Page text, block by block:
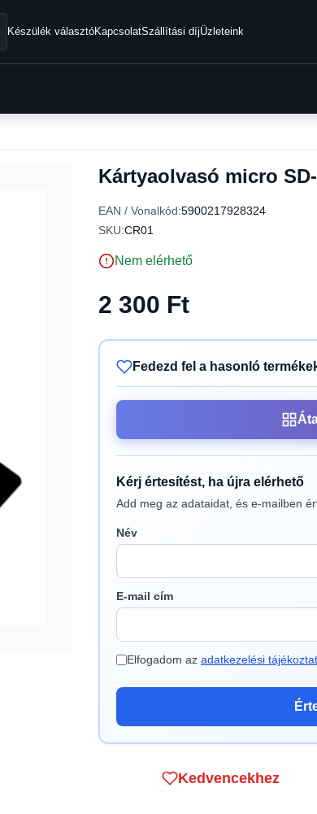
Készülék választóKapcsolatSzállítási díjÜzleteink
Kártyaolvasó micro
EAN / Vonalkód:5900217928324
SKU:CR01
Nem elérhető
2 300 Ft
Fedezd fel a hasonló
Kérj értesítést, ha újra elérhető
Add meg az adataidat, és e-mailben
Név
E-mail cím
Elfogadom az adatkezelési
Kedvencekhez